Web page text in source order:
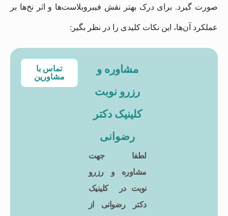
صورت گیرد. برای درک بهتر نقش فیبروبلاست‌ها و اثر نخ‌ها بر
عملکرد آن‌ها، این نکات کلیدی را در نظر بگیر:
مشاوره و
رزرو نوبت
کلینیک دکتر
رضوانی
لطفا جهت
مشاوره و رزرو
نوبت در کلینیک
دکتر رضوانی از
تماس با
مشاورین